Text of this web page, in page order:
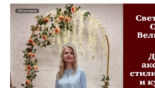
Реклама